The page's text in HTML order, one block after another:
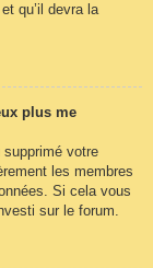
qu’il devra la
plus me
supprimé votre
les membres
Si cela vous
sur le forum.